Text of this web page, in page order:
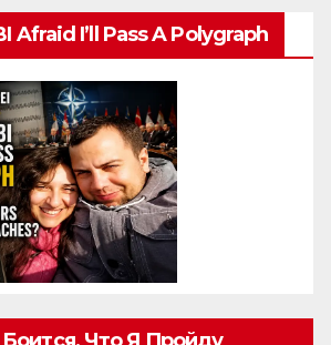
Afraid I’ll Pass A Polygraph